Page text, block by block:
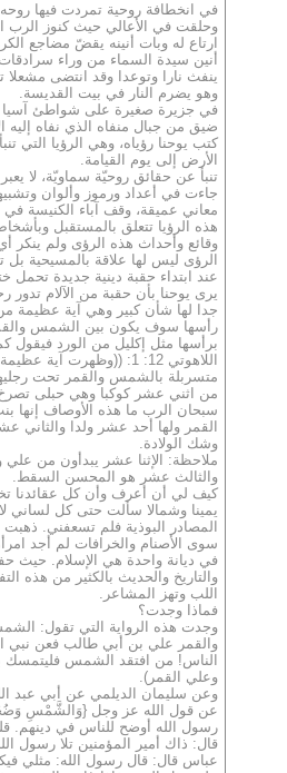
في انخطافة روحية تمردت فيها روحه
وحلقت في الأعالي حيث كنوز الرب
ارتاع له وبات أنينه يقضّ مضاجع
أنين سيدة السماء من وراء سرادقات
ينفث نارا وتوعدا وقد انتضى
وهو يضرم النار في بيت القديسة.
في جزيرة صغيرة على شواطئ آسيا
ضيق من جبال منفاه الذي نفاه إليه
كتب يوحنا رؤياه، وهي الرؤيا التي
الأرض إلى يوم القيامة.
تنبأ عن حقائق روحيّة سماويّة، لا يعبر
جاءت في أعداد ورموز وألوان
معاني عميقة، وقف آباء الكنيسة
هذه الرؤيا تتعلق بالمستقبل
وقائع وأحداث هذه الرؤى ولم ينكر
الرؤى ليس لها علاقة بالمسيحية بل
عند ابتداء حقبة دينية جديدة تحمل
يرى يوحنا بأن حقبة من الآلام تدور
جدا لها شأن كبير وهي آية عظيمة
رأسها سوف يكون بين الشمس
برأسها مثل إكليل من الورد فيقول
اللاهوتي 12: 1: ((وظهرت
متسربلة بالشمس والقمر تحت
من اثني عشر كوكبا وهي حبلى
سبحان الرب ما هذه الأوصاف إنها
القمر ولها أحد عشر ولدا
وشك الولادة.
ملاحظة: الإثنا عشر يبدأون من علي
والثالث عشر هو المحسن السقط.
كيف لي أن أعرف وأن كل عقائدنا
يمينا وشمالا سألت حتى كل لساني
المصادر البوذية فلم تسعفني.
سوى الأصنام والخرافات لم أجد
في ديانة واحدة هي الإسلام. حيث
والتاريخ والحديث بالكثير من هذه
اللب وتهز المشاعر.
فماذا وجدت؟
وجدت هذه الرواية التي تقول:
والقمر علي بن أبي طالب فعن نبي
الناس! من افتقد الشمس فليتمسك
وعلي القمر).
وعن سليمان الديلمي عن أبي عبد
عن قول الله عز وجل {وَالشَّمْسِ
رسول الله أوضح للناس في دينهم.
قال: ذاك أمير المؤمنين تلا رسول
عباس قال: قال رسول الله: مثلي